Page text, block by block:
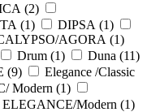
(2)
(1) DIPSA (1)
AGORA (1)
Drum (1) Duna (11)
(9)
Elegance /Classic
Modern (1)
ELEGANCE/Modern (1)